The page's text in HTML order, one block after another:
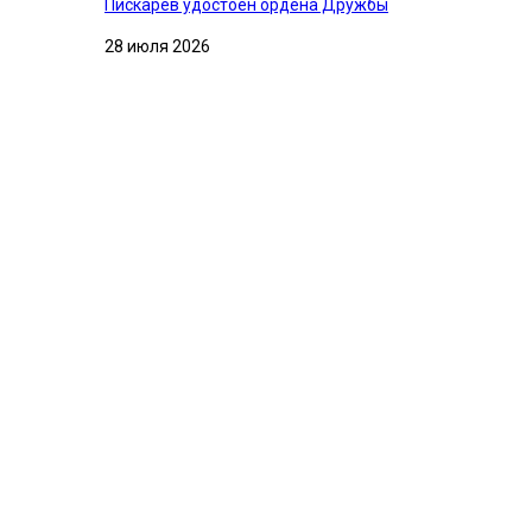
Пискарев удостоен ордена Дружбы
28 июля 2026